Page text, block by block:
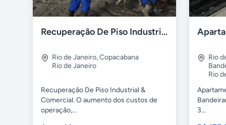
Recuperação De Piso Industrial Garagens Galpões Quadras
Rio de Janeiro,Copacabana
Rio de Janeiro
Recuperação De Piso Industrial &
Comercial. O aumento dos custos de
operação,...
Rio
Rio
3...